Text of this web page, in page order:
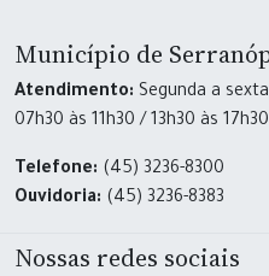
Município de
Atendimento: Segunda a
07h30 às 11h30 / 13h30 às 17h30
Telefone: (45) 3236-8300
Ouvidoria: (45) 3236-8383
Nossas redes sociais